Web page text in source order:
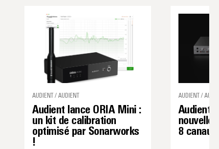
AUDIENT / AUDIENT
Audient lance ORIA Mini :
un kit de calibration
optimisé par Sonarworks
!
AUDIENT /
Audient
nouvelle
8